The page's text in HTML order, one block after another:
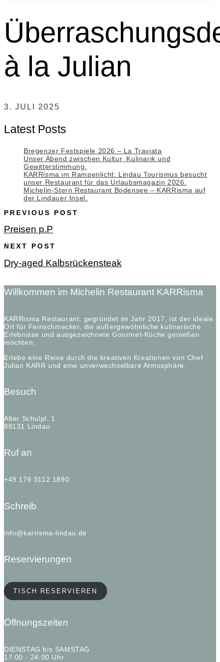
à la Julian
3. JULI 2025
Latest Posts
Bregenzer Festspiele 2026 – La Traviata
Unser Abend zwischen Kultur, Kulinarik und
Gewitterstimmung.
KARRisma im Rampenlicht: Lindau Tourismus besucht
unser Restaurant für das Urlaubsmagazin 2026.
Michelin-Stern Restaurant Bodensee – KARRisma auf
der Lindauer Insel.
PREVIOUS POST
Preisen p.P
NEXT POST
Dry-aged Kalbsrückensteak
Willkommen im Michelin Restaurant KARRisma
KARRisma Restaurant, gegründet im Jahr 2017, ist der ideale
Ort für Feinschmecker, die außergewöhnliche kulinarische
Erlebnisse und ausgezeichnete Gourmet-Küche genießen
möchten.
Erlebe eine Reise durch die kreativen Kreationen von Chef
Julian KARR und eine unverwechselbare Atmosphäre.
Besuch
Alter Schulpl. 1
88131 Lindau
Ruf an
+49 176 3112 1890
Schreib
info@karrisma-lindau.de
Reservierungen
TISCH RESERVIEREN
Öffnungszeiten
DIENSTAG bis SAMSTAG
17:00 - 24:00 Uhr